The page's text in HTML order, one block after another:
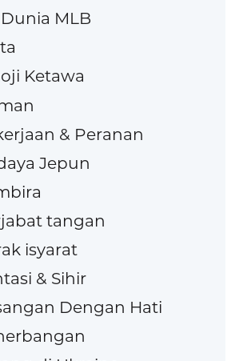
MLB
Ketawa
& Peranan
Jepun
tangan
isyarat
& Sihir
Dengan Hati